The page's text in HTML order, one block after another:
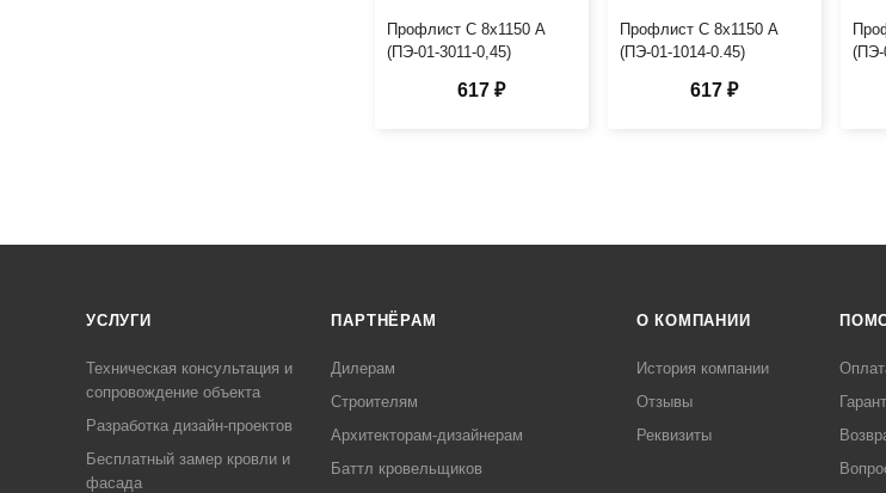
Профлист С 8х1150 А
(ПЭ-01-3011-0,45)
617 ₽
Профлист С 8х1150 А
(ПЭ-01-1014-0.45)
617 ₽
(ПЭ-
УСЛУГИ
Техническая консультация и
сопровождение объекта
Разработка дизайн-проектов
Бесплатный замер кровли и
фасада
ПАРТНЁРАМ
Дилерам
Строителям
Архитекторам-дизайнерам
Баттл кровельщиков
О КОМПАНИИ
История компании
Отзывы
Реквизиты